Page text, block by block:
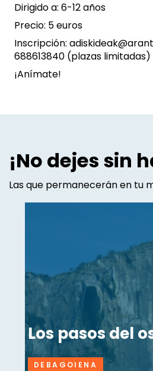
Dirigido a: 6-12 años
Precio: 5 euros
Inscripción:
688613840 (plazas limitadas)
¡Anímate!
¡No dejes sin
Las que permanecerán en tu
Los pasos del
DEBAGOIENA